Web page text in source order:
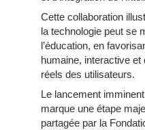
Cette collaboration
la technologie peut se
l’éducation, en
humaine, interactive
réels des utilisateurs.
Le lancement
marque une étape
partagée par la